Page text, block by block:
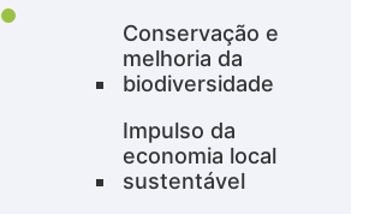
Conservação e
melhoria da
biodiversidade
Impulso da
economia local
sustentável